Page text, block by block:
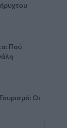
Πού
Οι